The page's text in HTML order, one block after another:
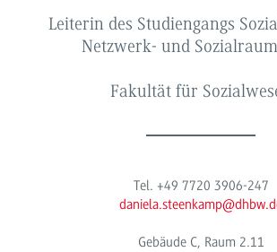
Leiterin des Studiengangs
Netzwerk- und
Fakultät für
Tel. +49 7720 3906-247
Gebäude C, Raum 2.11